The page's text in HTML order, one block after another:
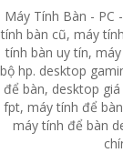
Máy Tính Bàn - PC
tính bàn cũ, máy
tính bàn uy tín,
bộ hp. desktop
để bàn, desktop
fpt, máy tính để
máy tính để bàn